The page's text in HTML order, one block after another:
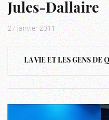
Jules-Dallaire
27 janvier 2011
LA VIE ET LES GENS DE